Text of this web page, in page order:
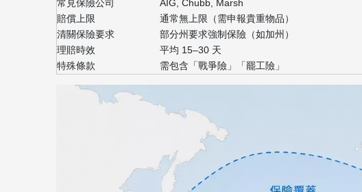
常見保險公司
AIG, Chubb, Marsh
賠償上限
通常無上限（需申報貴重物品）
清關保險要求
部分州要求強制保險（如加州）
理賠時效
平均 15–30 天
特殊條款
需包含「戰爭險」「罷工險」